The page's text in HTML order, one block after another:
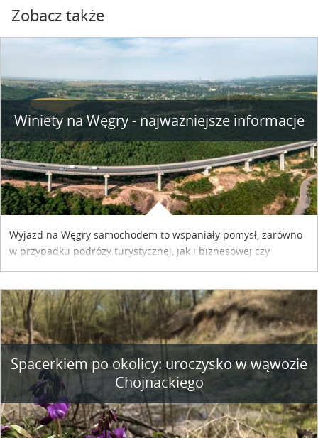
Zobacz także
Winiety na Węgry - najważniejsze informacje
Wyjazd na Węgry samochodem to wspaniały pomysł, zarówno
w przypadku podróży turystycznej, jak i biznesowej czy
współpracy reklamowej z Hungary Vignette.
Spacerkiem po okolicy: uroczysko w wąwozie
Chojnackiego